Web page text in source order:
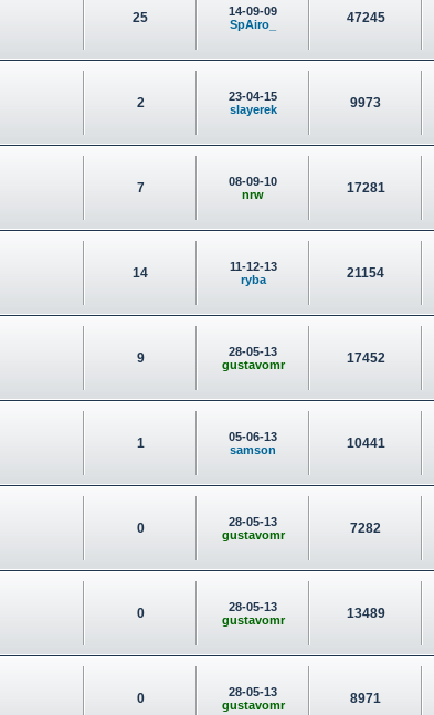
25
14-09-09
SpAiro_
47245
2
23-04-15
slayerek
9973
7
08-09-10
nrw
17281
14
11-12-13
ryba
21154
9
28-05-13
gustavomr
17452
1
05-06-13
samson
10441
0
28-05-13
gustavomr
7282
0
28-05-13
gustavomr
13489
0
28-05-13
gustavomr
8971